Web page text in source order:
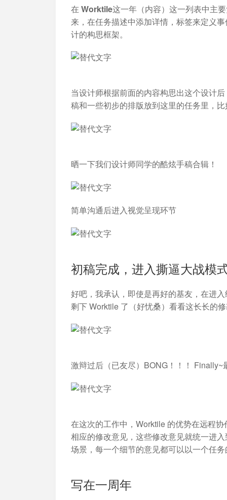
在 Worktile这一年（内容） 这一列表中主
来，在任务描述中添加详情，标签来定义
计的构思框架。
当设计师根据前面的内容构思出这个设计
稿和一些初步的排版放到这里的任务里，
晒一下我们设计师同学的酷炫手稿合辑！
简单沟通后进入视觉呈现环节
初稿完成，进入撕逼大战模
好吧，我承认，即使是再好的基友，在进
剩下 Worktile 了（好忧桑）看看这长长的
激辩过后（已友尽）BONG！！！ Finally~
在这次的工作中，Worktile 的优势在远程
相应的修改意见，这些修改意见就统一进
场景，每一个细节的意见都可以以一个任
写在一周年